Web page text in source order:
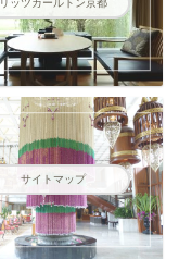
サイトマップ